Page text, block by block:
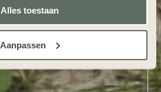
Alles toestaan
Aanpassen